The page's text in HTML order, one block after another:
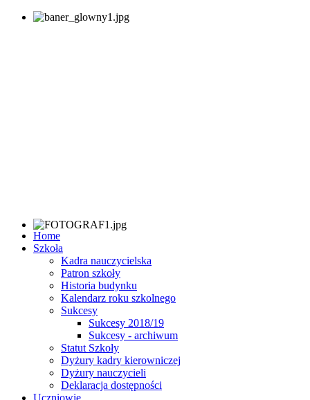
Home
Szkoła
Kadra nauczycielska
Patron szkoły
Historia budynku
Kalendarz roku szkolnego
Sukcesy
Sukcesy 2018/19
Sukcesy - archiwum
Statut Szkoły
Dyżury kadry kierowniczej
Dyżury nauczycieli
Deklaracja dostępności
Uczniowie